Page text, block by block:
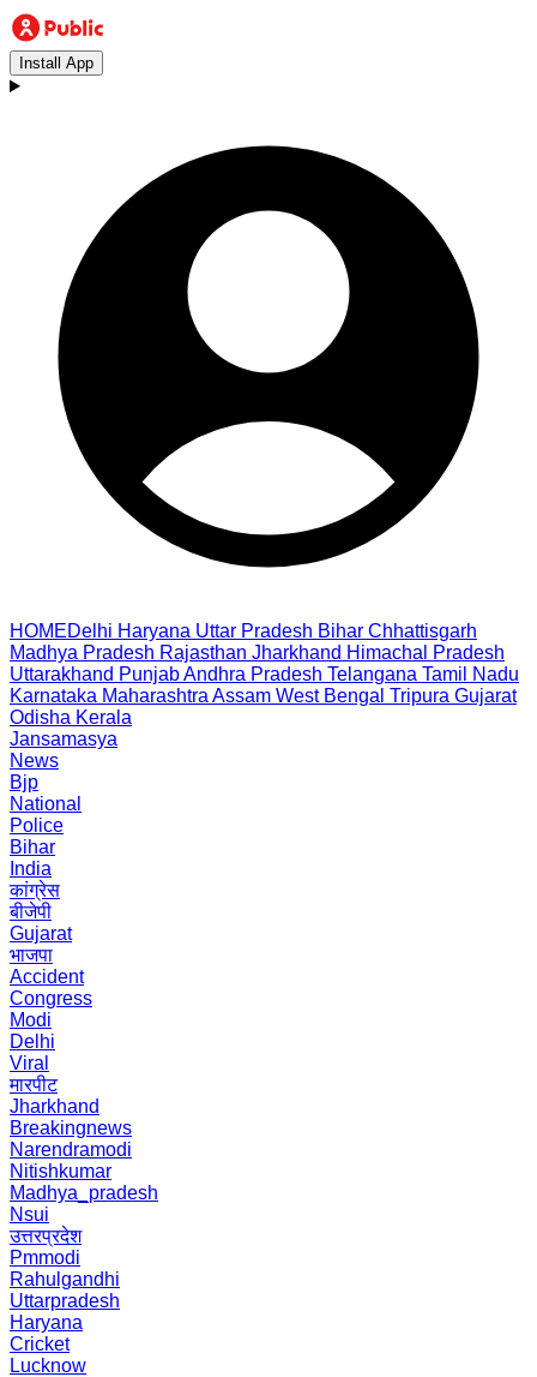
Install App
HOMEDelhi Haryana Uttar Pradesh Bihar Chhattisgarh
Madhya Pradesh Rajasthan Jharkhand Himachal Pradesh
Uttarakhand PunjabAndhra Pradesh Telangana Tamil Nadu
Karnataka Maharashtra Assam West Bengal Tripura Gujarat
Odisha Kerala
Jansamasya
News
Bjp
National
Police
Bihar
India
कांग्रेस
बीजेपी
Gujarat
भाजपा
Accident
Congress
Modi
Delhi
Viral
मारपीट
Jharkhand
Breakingnews
Narendramodi
Nitishkumar
Madhya_pradesh
Nsui
उत्तरप्रदेश
Pmmodi
Rahulgandhi
Uttarpradesh
Haryana
Cricket
Lucknow